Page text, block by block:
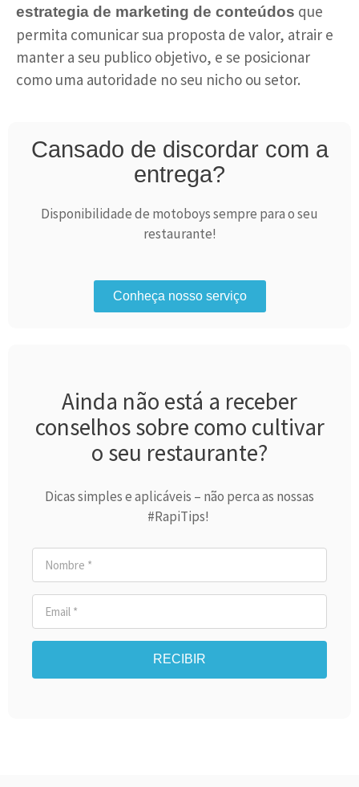
estrategia de marketing de conteúdos que
permita comunicar sua proposta de valor, atrair e
manter a seu publico objetivo, e se posicionar
como uma autoridade no seu nicho ou setor.
Cansado de discordar com a
entrega?
Disponibilidade de motoboys sempre para o seu
restaurante!
Conheça nosso serviço
Ainda não está a receber
conselhos sobre como cultivar
o seu restaurante?
Dicas simples e aplicáveis – não perca as nossas
#RapiTips!
RECIBIR